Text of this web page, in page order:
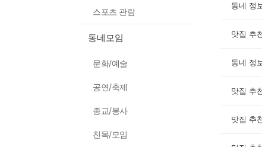
스포츠 관람
동네모임
문화/예술
공연/축제
종교/봉사
친목/모임
동네 정
맛집 추
동네 정
맛집 추
맛집 추